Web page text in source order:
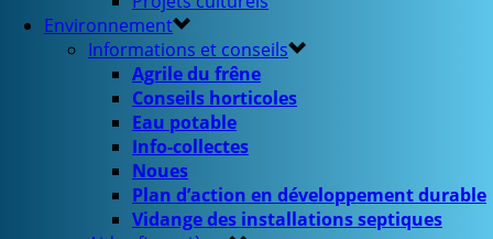
Environnement
Informations et conseils
Agrile du frêne
Conseils horticoles
Eau potable
Info-collectes
Noues
Plan d’action en développement durable
Vidange des installations septiques